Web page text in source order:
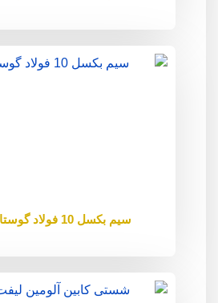
سیم بکسل 10 فولاد گوستاولف آلمان